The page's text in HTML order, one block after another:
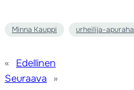
Minna Kauppi urheilija-apuraha
«
Edellinen
Seuraava
»